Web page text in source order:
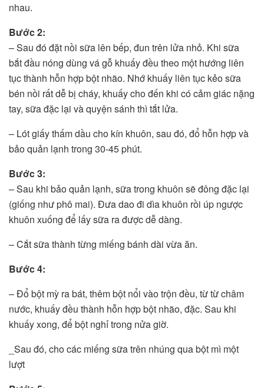
nhau.
Bước 2:
– Sau đó đặt nồi sữa lên bếp, đun trên lửa nhỏ. Khi sữa
bắt đầu nóng dùng vá gỗ khuấy đều theo một hướng liên
tục thành hỗn hợp bột nhão. Nhớ khuấy liên tục kẻo sữa
bén nồi rất dễ bị cháy, khuấy cho đến khi có cảm giác nặng
tay, sữa đặc lại và quyện sánh thì tắt lửa.
– Lót giấy thấm dầu cho kín khuôn, sau đó, đổ hỗn hợp và
bảo quản lạnh trong 30-45 phút.
Bước 3:
– Sau khi bảo quản lạnh, sữa trong khuôn sẽ đông đặc lại
(giống như phô mai). Đưa dao đi dìa khuôn rồi úp ngược
khuôn xuống để lấy sữa ra được dễ dàng.
– Cắt sữa thành từng miếng bánh dài vừa ăn.
Bước 4:
– Đổ bột mỳ ra bát, thêm bột nổi vào trộn đều, từ từ châm
nước, khuấy đều thành hỗn hợp bột nhão, đặc. Sau khi
khuấy xong, để bột nghỉ trong nửa giờ.
_Sau đó, cho các miếng sữa trên nhúng qua bột mì một
lượt